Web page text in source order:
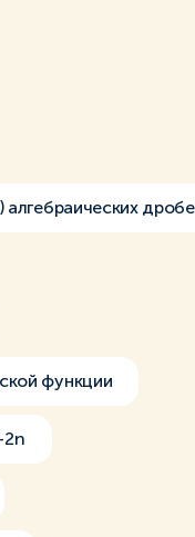
алгебраических
функции
2n